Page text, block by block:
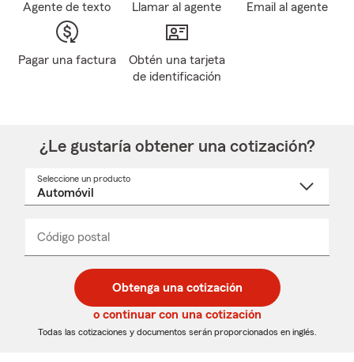
Agente de texto Llamar al agente Email al agente
Pagar una factura
Obtén una tarjeta
de identificación
¿Le gustaría obtener una cotización?
Seleccione un producto
desplegable
Código postal
de
5
dígitos
de
5
dígitos
_____
Obtenga una cotización
o continuar con una cotización
Todas las cotizaciones y documentos serán proporcionados en inglés.